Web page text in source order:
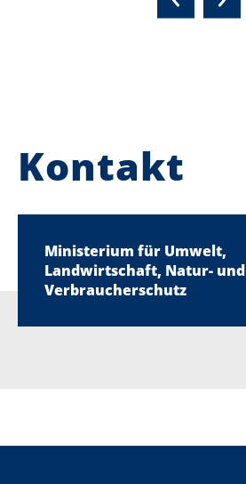
Kontakt
Ministerium für Umwelt,
Landwirtschaft, Natur- und
Verbraucherschutz